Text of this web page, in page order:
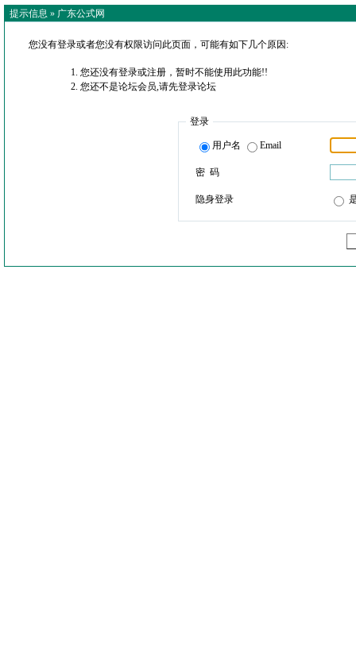
提示信息 » 广东公式网
您没有登录或者您没有权限访问此页面，可能有如下几个原因:
您还没有登录或注册，暂时不能使用此功能!!
您还不是论坛会员,请先登录论坛
登录
用户名 Email
密 码
隐身登录